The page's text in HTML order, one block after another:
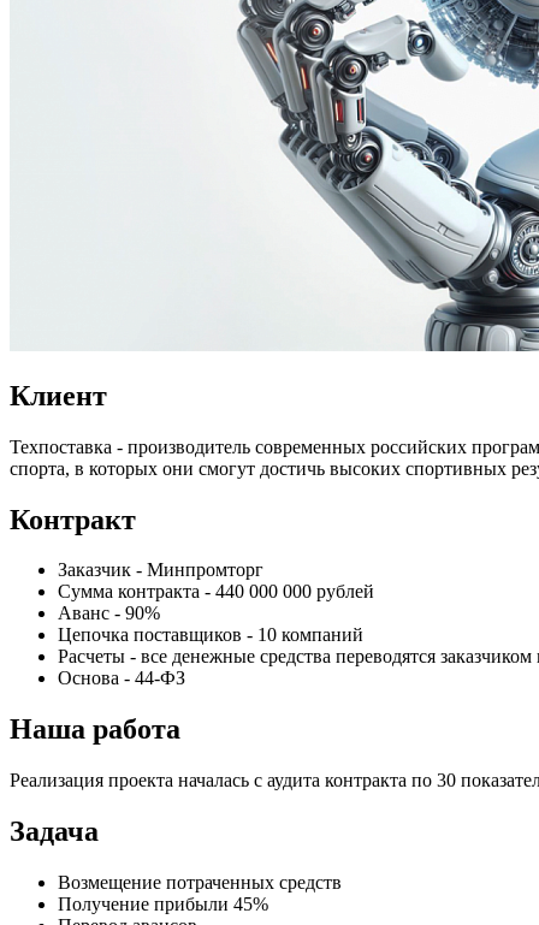
Клиент
Техпоставка - производитель современных российских
спорта, в которых они смогут достичь высоких спортивных
Контракт
Заказчик - Минпромторг
Сумма контракта - 440 000 000 рублей
Аванс - 90%
Цепочка поставщиков - 10 компаний
Расчеты - все денежные средства переводятся
Основа - 44-ФЗ
Наша работа
Реализация проекта началась с аудита контракта по 30
Задача
Возмещение потраченных средств
Получение прибыли 45%